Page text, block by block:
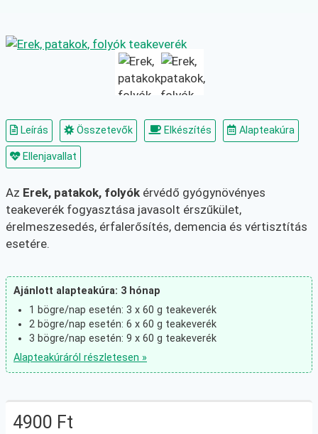
Leírás Összetevők Elkészítés Alapteakúra
Ellenjavallat
Az Erek, patakok, folyók érvédő gyógynövényes
teakeverék fogyasztása javasolt érszűkület,
érelmeszesedés, érfalerősítés, demencia és vértisztítás
esetére.
Ajánlott alapteakúra: 3 hónap
1 bögre/nap esetén: 3 x 60 g teakeverék
2 bögre/nap esetén: 6 x 60 g teakeverék
3 bögre/nap esetén: 9 x 60 g teakeverék
Alapteakúráról részletesen »
4900 Ft